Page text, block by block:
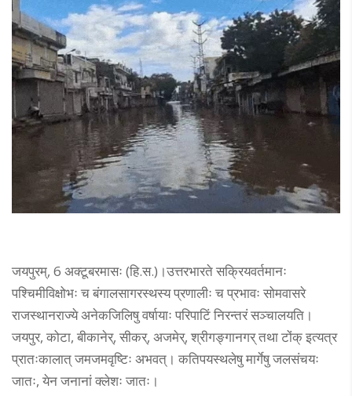
जयपुरम्, 6 अक्टूबरमासः (हि.स.)।उत्तरभारते सक्रियवर्तमानः
पश्चिमीविक्षोभः च बंगालसागरस्थस्य प्रणालीः च प्रभावः सोमवासरे
राजस्थानराज्ये अनेकजिलिषु वर्षायाः परिपाटिं निरन्तरं सञ्चालयति।
जयपुर, कोटा, बीकानेर्, सीकर्, अजमेर्, श्रीगङ्गानगर् तथा टोंक् इत्यत्र
प्रातःकालात् जमजमवृष्टिः अभवत्। कतिपयस्थलेषु मार्गेषु जलसंचयः
जातः, येन जनानां क्लेशः जातः।